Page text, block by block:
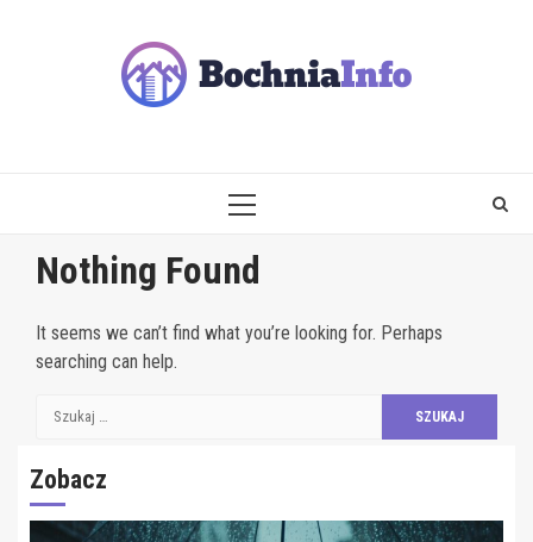
PRIMARY
Nothing Found
It seems we can’t find what you’re looking for. Perhaps
searching can help.
Szukaj:
Zobacz